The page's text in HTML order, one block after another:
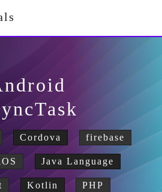
Cordova firebase
Java Language
Kotlin PHP